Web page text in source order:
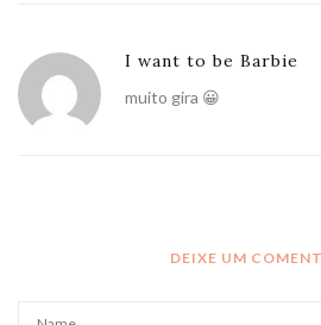
I want to be Barbie
muito gira 😀
DEIXE UM